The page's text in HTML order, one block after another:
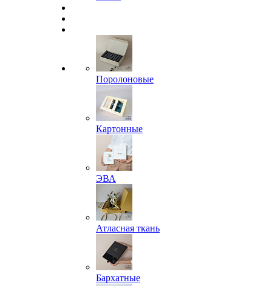
Поролоновые
Картонные
ЭВА
Атласная ткань
Бархатные